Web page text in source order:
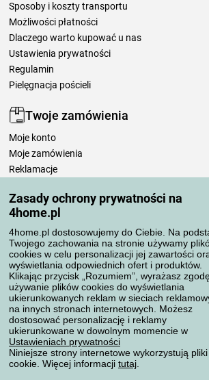
Zasady ochrony prywatności na
4home.pl
4home.pl dostosowujemy do Ciebie. Na
Twojego zachowania na stronie używamy
cookies w celu personalizacji jej zawartości
wyświetlania odpowiednich ofert i produktów.
Klikając przycisk „Rozumiem”, wyrażasz
używanie plików cookies do wyświetlania
ukierunkowanych reklam w sieciach
na innych stronach internetowych. Możesz
dostosować personalizację i reklamy
ukierunkowane w dowolnym momencie w
Ustawieniach prywatności
Niniejsze strony internetowe wykorzystują pliki
cookie. Więcej informacji tutaj
Sposoby i koszty transportu
Możliwości płatności
Dlaczego warto kupować u nas
Ustawienia prywatności
Regulamin
Pielęgnacja pościeli
Twoje zamówienia
Moje konto
Moje zamówienia
Reklamacje
Zasady przetwarzania recenzji
Sposoby transportu
Metody płatności
Niezawodny sklep